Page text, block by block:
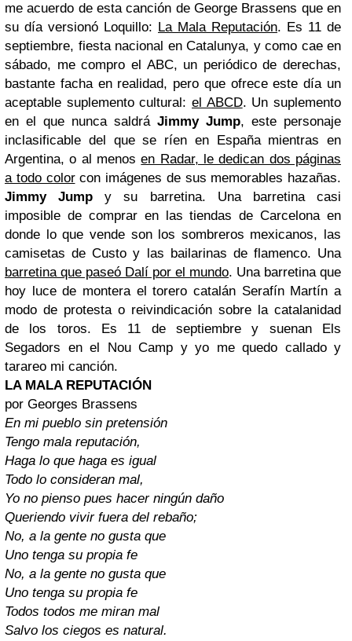
me acuerdo de esta canción de George Brassens que en
su día versionó Loquillo: La Mala Reputación. Es 11 de
septiembre, fiesta nacional en Catalunya, y como cae en
sábado, me compro el ABC, un periódico de derechas,
bastante facha en realidad, pero que ofrece este día un
aceptable suplemento cultural: el ABCD. Un suplemento
en el que nunca saldrá Jimmy Jump, este personaje
inclasificable del que se ríen en España mientras en
Argentina, o al menosen Radar, le dedican dos páginas
a todo colorcon imágenes de sus memorables hazañas.
Jimmy Jump y su barretina. Una barretina casi
imposible de comprar en las tiendas de Carcelona en
donde lo que vende son los sombreros mexicanos, las
camisetas de Custo y las bailarinas de flamenco. Una
barretina que paseó Dalí por el mundo. Una barretina que
hoy luce de montera el torero catalán Serafín Martín a
modo de protesta o reivindicación sobre la catalanidad
de los toros. Es 11 de septiembre y suenan Els
Segadors en el Nou Camp y yo me quedo callado y
tarareo mi canción.
LA MALA REPUTACIÓN
por Georges Brassens
En mi pueblo sin pretensión
Tengo mala reputación,
Haga lo que haga es igual
Todo lo consideran mal,
Yo no pienso pues hacer ningún daño
Queriendo vivir fuera del rebaño;
No, a la gente no gusta que
Uno tenga su propia fe
No, a la gente no gusta que
Uno tenga su propia fe
Todos todos me miran mal
Salvo los ciegos es natural.